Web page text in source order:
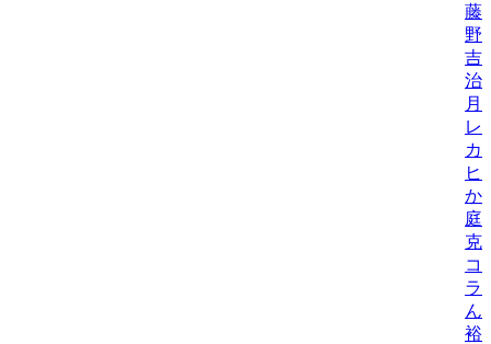
藤
野
吉
治/
月
レ
カ
ヒ
か
庭/
克
コ
ラ
ん
裕/